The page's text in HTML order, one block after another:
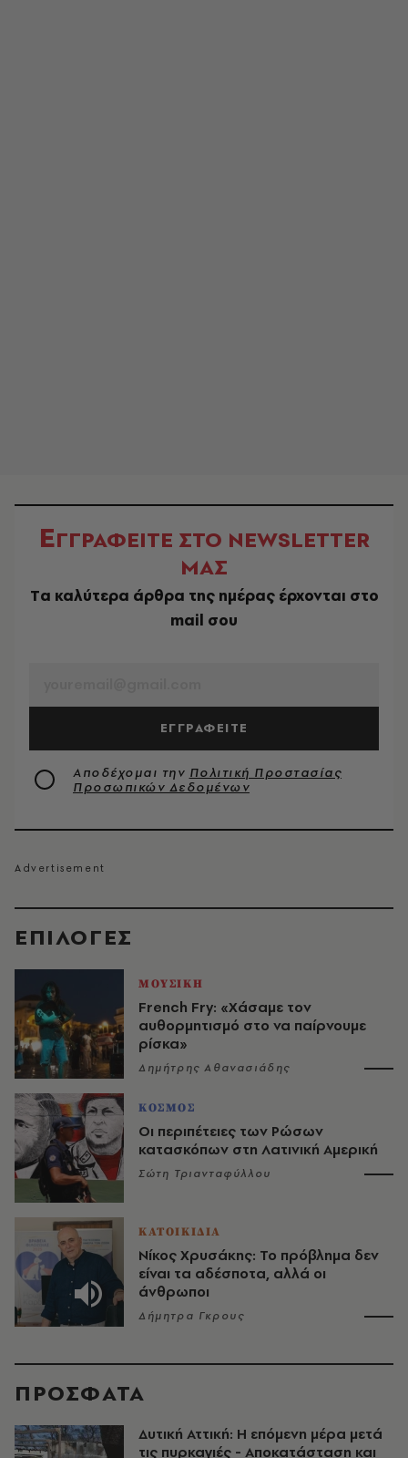
EΠΙΛΟΓΈΣ
ΜΟΥΣΙΚΗ
French Fry: «Χάσαμε τον
αυθορμητισμό στο να παίρνουμε
ρίσκα»
Δημήτρης Αθανασιάδης
ΚΟΣΜΟΣ
Οι περιπέτειες των Ρώσων
κατασκόπων στη Λατινική Αμερική
Σώτη Τριανταφύλλου
ΚΑΤΟΙΚΙΔΙΑ
Νίκος Χρυσάκης: Το πρόβλημα δεν
είναι τα αδέσποτα, αλλά οι
άνθρωποι
Δήμητρα Γκρους
ΕΓΓΡΑΦΕΙΤΕ ΣΤΟ NEWSLETTER
ΜΑΣ
Tα καλύτερα άρθρα της ημέρας έρχονται στο
mail σου
ΕΓΓΡΑΦΕΙΤΕ
Αποδέχομαι την Πολιτική Προστασίας
Προσωπικών Δεδομένων
ΠΡΟΣΦΑΤΑ
Δυτική Αττική: Η επόμενη μέρα μετά
τις πυρκαγιές - Αποκατάσταση και